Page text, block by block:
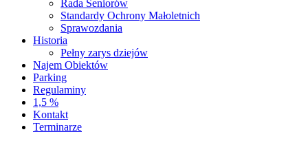
Rada Seniorów
Standardy Ochrony Małoletnich
Sprawozdania
Historia
Pełny zarys dziejów
Najem Obiektów
Parking
Regulaminy
1,5 %
Kontakt
Terminarze